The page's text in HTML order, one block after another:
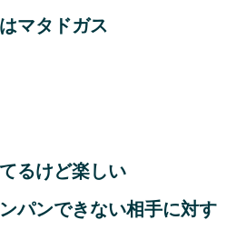
マタドガス
るけど楽しい
パンできない相手に対す